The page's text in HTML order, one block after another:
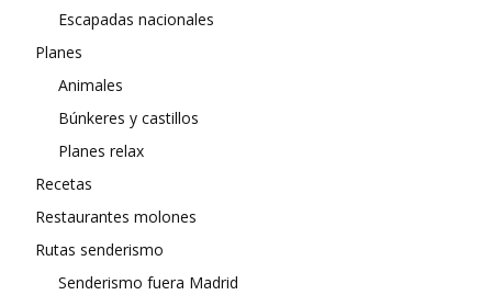
Escapadas nacionales
Planes
Animales
Búnkeres y castillos
Planes relax
Recetas
Restaurantes molones
Rutas senderismo
Senderismo fuera Madrid